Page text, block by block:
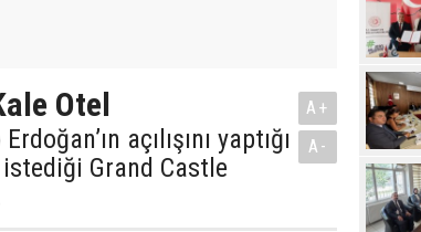
Otel
açılışını yaptığı
Grand Castle
A+
A-
Projesi"